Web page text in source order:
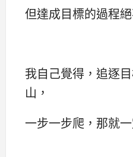
但達成目標的過程絕
我自己覺得，追逐
山，
一步一步爬，那就